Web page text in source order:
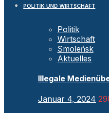
POLITIK UND WIRTSCHAFT
Politik
Wirtschaft
Smoleńsk
Aktuelles
Illegale
Januar 4, 2024